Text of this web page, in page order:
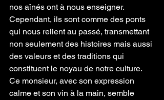
nos aînés ont à nous enseigner.
Cependant, ils sont comme des ponts
qui nous relient au passé, transmettant
non seulement des histoires mais aussi
des valeurs et des traditions qui
constituent le noyau de notre culture.
Ce monsieur, avec son expression
calme et son vin à la main, semble